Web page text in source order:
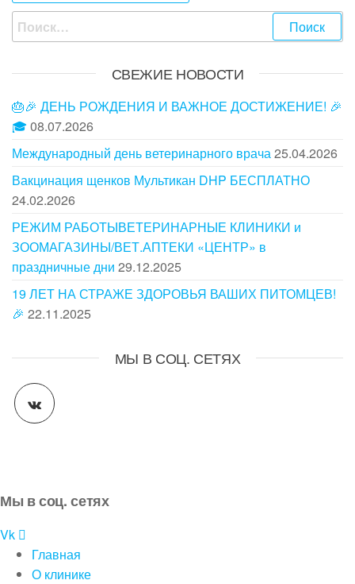
Найти:
СВЕЖИЕ НОВОСТИ
🎂🎉 ДЕНЬ РОЖДЕНИЯ И ВАЖНОЕ ДОСТИЖЕНИЕ! 🎉
🎓08.07.2026
Международный день ветеринарного врача25.04.2026
Вакцинация щенков Мультикан DHP БЕСПЛАТНО
24.02.2026
РЕЖИМ РАБОТЫВЕТЕРИНАРНЫЕ КЛИНИКИ и
ЗООМАГАЗИНЫ/ВЕТ.АПТЕКИ «ЦЕНТР» в
праздничные дни 29.12.2025
19 ЛЕТ НА СТРАЖЕ ЗДОРОВЬЯ ВАШИХ ПИТОМЦЕВ!
🎉 22.11.2025
МЫ В СОЦ. СЕТЯХ
Мы в соц. сетях
Vk
Главная
О клинике